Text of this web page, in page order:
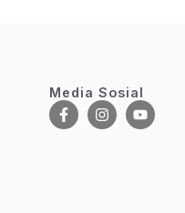
Media Sosial